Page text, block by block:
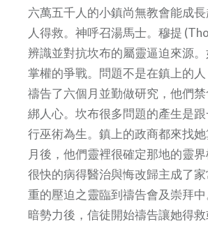
六萬五千人的小鎮尚無教會能成
人得救。神呼召湯馬士。穆提
辨識並對抗坎布的屬靈逼迫來源
掌權的爭戰。問題不是在鎮上的
禱告了六個月並勤做研究，他們
綁人心。坎布很多問題的產生是
行巫術為生。鎮上的政商都來找
月後，他們靈裡很確定那地的靈
很快的病得醫治與悔改歸主成了
重的壓迫之靈臨到禱告會及崇拜
暗勢力後，信徒開始禱告讓她得